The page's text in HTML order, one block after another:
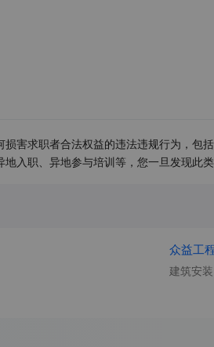
害求职者合法权益的违法违规行为，包
地入职、异地参与培训等，您一旦发现此
众益工
建筑安装